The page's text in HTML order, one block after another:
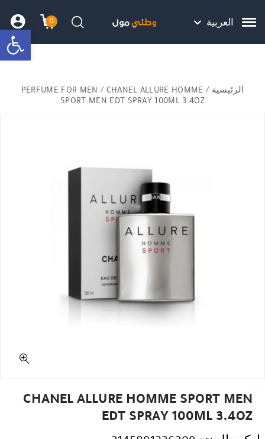
هل نزلت التطبيق ليصلك كل جديد ؟
العربية 0
עגלתחיפוש
الرئيسية /
PERFUME FOR MEN / CHANEL ALLURE HOMME
SPORT MEN EDT SPRAY 100ML 3.4OZ
CHANEL ALLURE HOMME SPORT MEN
EDT SPRAY 100ML 3.4OZ